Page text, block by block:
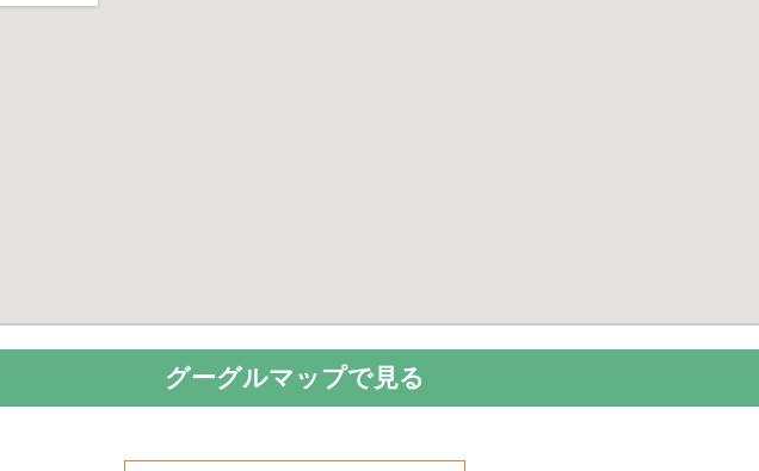
グーグルマップで見る